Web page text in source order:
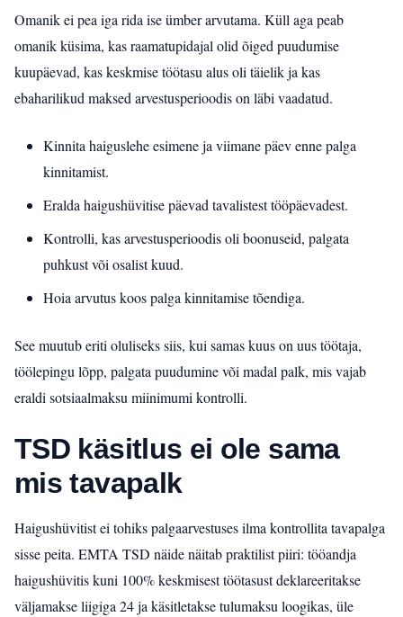
Omanik ei pea iga rida ise ümber arvutama. Küll aga peab
omanik küsima, kas raamatupidajal olid õiged puudumise
kuupäevad, kas keskmise töötasu alus oli täielik ja kas
ebaharilikud maksed arvestusperioodis on läbi vaadatud.
Kinnita haiguslehe esimene ja viimane päev enne palga
kinnitamist.
Eralda haigushüvitise päevad tavalistest tööpäevadest.
Kontrolli, kas arvestusperioodis oli boonuseid, palgata
puhkust või osalist kuud.
Hoia arvutus koos palga kinnitamise tõendiga.
See muutub eriti oluliseks siis, kui samas kuus on uus töötaja,
töölepingu lõpp, palgata puudumine või madal palk, mis vajab
eraldi sotsiaalmaksu miinimumi kontrolli.
TSD käsitlus ei ole sama
mis tavapalk
Haigushüvitist ei tohiks palgaarvestuses ilma kontrollita tavapalga
sisse peita. EMTA TSD näide näitab praktilist piiri: tööandja
haigushüvitis kuni 100% keskmisest töötasust deklareeritakse
väljamakse liigiga 24 ja käsitletakse tulumaksu loogikas, üle